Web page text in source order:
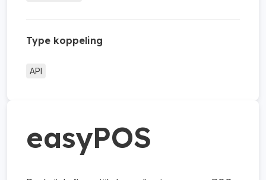
Type koppeling
API
easyPOS